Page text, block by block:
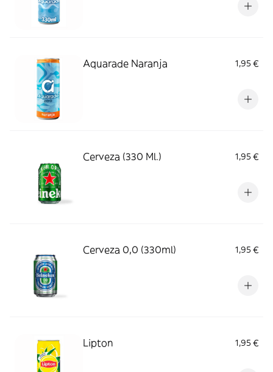
Aquarade Naranja 1,95 €
Cerveza (330 Ml.) 1,95 €
Cerveza 0,0 (330ml) 1,95 €
Lipton 1,95 €